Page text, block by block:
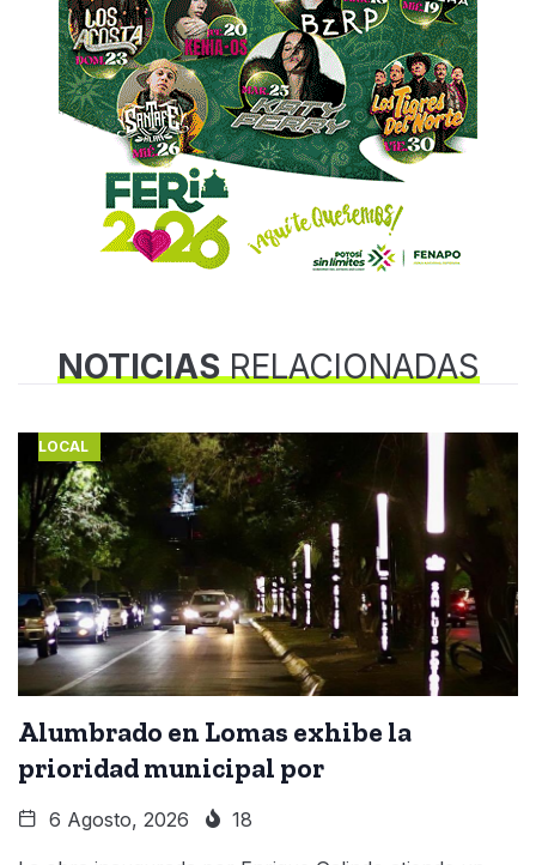
NOTICIASRELACIONADAS
LOCAL
Alumbrado en Lomas exhibe la
prioridad municipal por
6 Agosto, 2026 18